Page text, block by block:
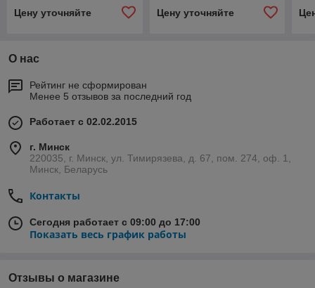
Цену уточняйте
Цену уточняйте
О нас
Рейтинг не сформирован
Менее 5 отзывов за последний год
Работает с 02.02.2015
г. Минск
220035, г. Минск, ул. Тимирязева, д. 67, пом. 274, оф. 1,
Минск, Беларусь
Контакты
Сегодня работает с 09:00 до 17:00
Показать весь график работы
Отзывы о магазине